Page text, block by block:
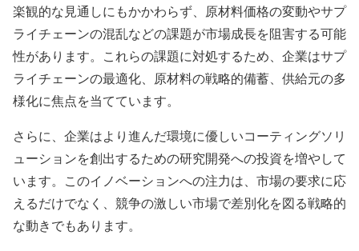
楽観的な見通しにもかかわらず、原材料価格の変動やサプ
ライチェーンの混乱などの課題が市場成長を阻害する可能
性があります。これらの課題に対処するため、企業はサプ
ライチェーンの最適化、原材料の戦略的備蓄、供給元の多
様化に焦点を当てています。
さらに、企業はより進んだ環境に優しいコーティングソリ
ューションを創出するための研究開発への投資を増やして
います。このイノベーションへの注力は、市場の要求に応
えるだけでなく、競争の激しい市場で差別化を図る戦略的
な動きでもあります。